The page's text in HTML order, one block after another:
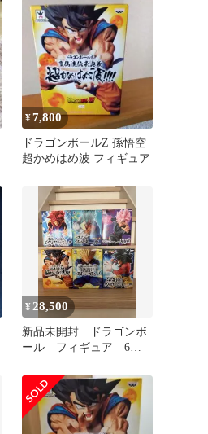
¥7,800
ドラゴンボールZ 孫悟空
超かめはめ波 フィギュア
¥ 28,500
新品未開封 ドラゴンボ
ール フィギュア 6種